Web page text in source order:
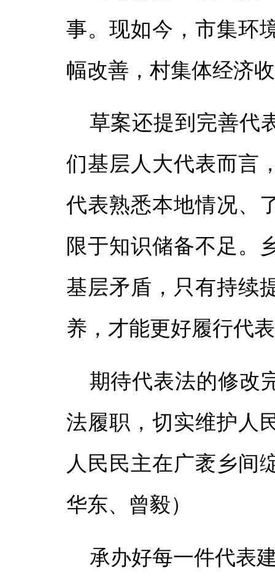
事。现如今，市集环
幅改善，村集体经济
草案还提到完善代
们基层人大代表而言
代表熟悉本地情况、
限于知识储备不足。
基层矛盾，只有持续
养，才能更好履行代
期待代表法的修改
法履职，切实维护人
人民民主在广袤乡间
华东、曾毅）
承办好每一件代表